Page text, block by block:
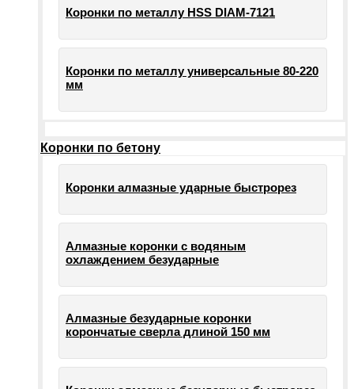
Коронки по металлу HSS DIAM-7121
Коронки по металлу универсальные 80-220
мм
Коронки по бетону
Коронки алмазные ударные быстрорез
Алмазные коронки с водяным
охлаждением безударные
Алмазные безударные коронки
корончатые сверла длиной 150 мм